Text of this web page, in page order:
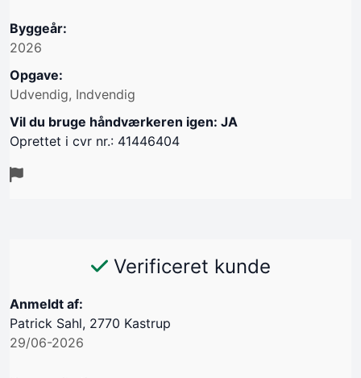
Byggeår:
2026
Opgave:
Udvendig, Indvendig
Vil du bruge håndværkeren igen: JA
Oprettet i cvr nr.: 41446404
Verificeret kunde
Anmeldt af:
Patrick Sahl, 2770 Kastrup
29/06-2026